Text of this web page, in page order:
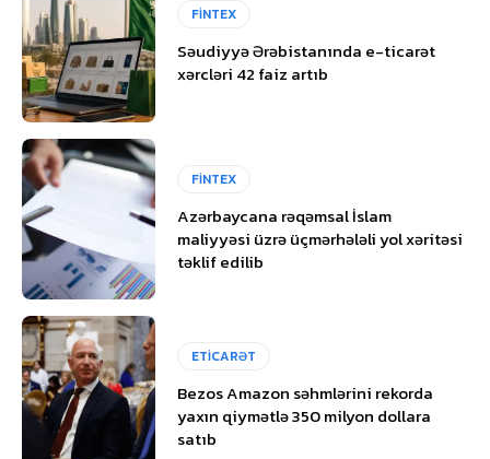
FİNTEX
Səudiyyə Ərəbistanında e-ticarət
xərcləri 42 faiz artıb
FİNTEX
Azərbaycana rəqəmsal İslam
maliyyəsi üzrə üçmərhələli yol xəritəsi
təklif edilib
ETİCARƏT
Bezos Amazon səhmlərini rekorda
yaxın qiymətlə 350 milyon dollara
satıb